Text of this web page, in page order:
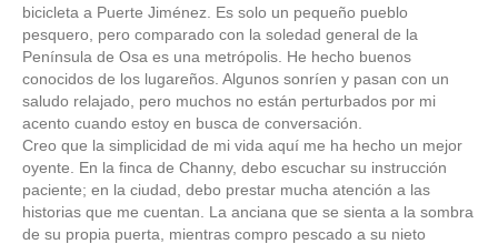
bicicleta a Puerte Jiménez. Es solo un pequeño pueblo
pesquero, pero comparado con la soledad general de la
Península de Osa es una metrópolis. He hecho buenos
conocidos de los lugareños. Algunos sonríen y pasan con un
saludo relajado, pero muchos no están perturbados por mi
acento cuando estoy en busca de conversación.
Creo que la simplicidad de mi vida aquí me ha hecho un mejor
oyente. En la finca de Channy, debo escuchar su instrucción
paciente; en la ciudad, debo prestar mucha atención a las
historias que me cuentan. La anciana que se sienta a la sombra
de su propia puerta, mientras compro pescado a su nieto